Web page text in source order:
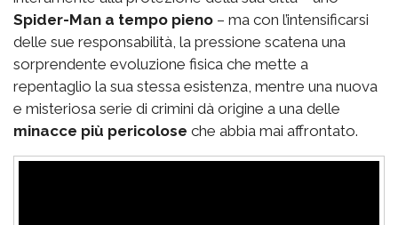
Spider-Man a tempo pieno – ma con l’intensificarsi
delle sue responsabilità, la pressione scatena una
sorprendente evoluzione fisica che mette a
repentaglio la sua stessa esistenza, mentre una nuova
e misteriosa serie di crimini dà origine a una delle
minacce più pericolose che abbia mai affrontato.